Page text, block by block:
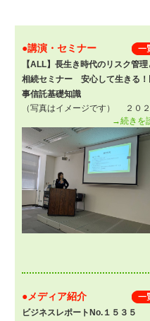
●講演・セミナー
【ALL】長生き時代のリスク管理
相続セミナー 安心して生きる！
事信託基礎知識
（写真はイメージです） ２０
→続きを
●メディア紹介
ビジネスレポートNo.１５３５